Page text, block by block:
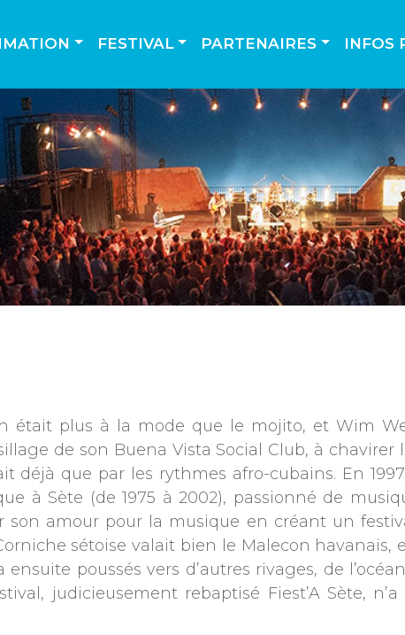
FESTIVAL PARTENAIRES INFOS
était plus à la mode que le mojito, et Wim
de son Buena Vista Social Club, à
déjà que par les rythmes afro-cubains. En
à Sète (de 1975 à 2002), passionné de
amour pour la musique en créant un
sétoise valait bien le Malecon
poussés vers d’autres rivages, de
judicieusement rebaptisé Fiest’A Sète,